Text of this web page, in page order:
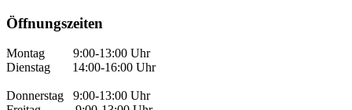
Öffnungszeiten
Montag 9:00-13:00 Uhr
Dienstag 14:00-16:00 Uhr
Donnerstag 9:00-13:00 Uhr